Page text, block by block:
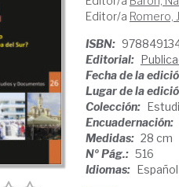
Editor/a Romero,
ISBN:
Editorial:
Fecha de la
Lugar de la
Colección:
Encuadernación:
Medidas: 28 cm
Nº Pág.: 516
Idiomas: Español